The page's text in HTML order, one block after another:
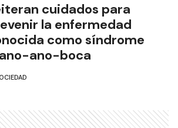
cuidados para
la enfermedad
como síndrome
ano-boca